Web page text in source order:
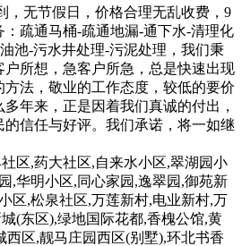
，无节假日，价格合理无乱收费，9
疏通马桶-疏通地漏-通下水-清理化
池-污水井处理-污泥处理，我们秉
所想，急客户所急，总是快速出现
法，敬业的工作态度，较低的要价
年来，正是因着我们真诚的付出，
的信任与好评。我们承诺，将一如继
区,药大社区,自来水小区,翠湖园小
,华明小区,同心家园,逸翠园,御苑新
区,松泉社区,万莲新村,电业新村,万
(东区),绿地国际花都,香槐公馆,黄
西区,靓马庄园西区(别墅),环北书香